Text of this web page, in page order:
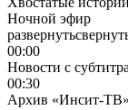
Ночной эфир
развернуть
00:00
Новости с
00:30
Архив «Инсит-